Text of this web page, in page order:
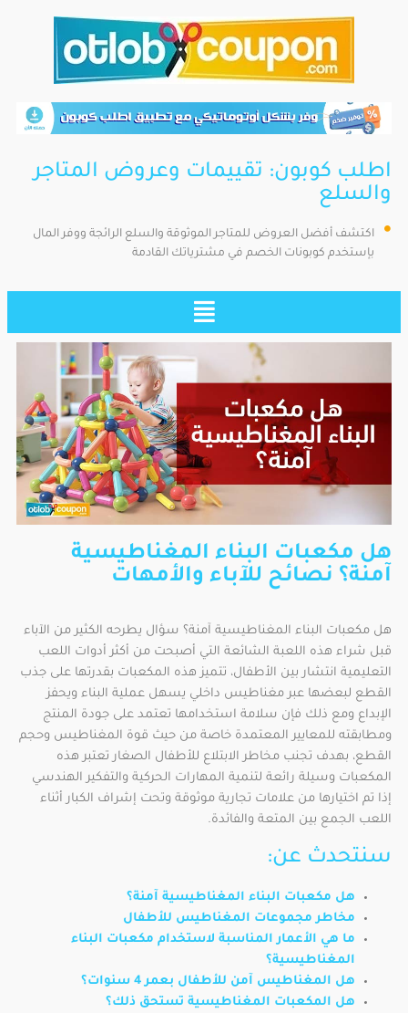
اطلب كوبون: تقييمات وعروض المتاجر
والسلع
اكتشف أفضل العروض للمتاجر الموثوقة والسلع الرائجة ووفر المال
بإستخدم كوبونات الخصم في مشترياتك القادمة
هل مكعبات البناء المغناطيسية
آمنة؟ نصائح للآباء والأمهات
هل مكعبات البناء المغناطيسية آمنة؟ سؤال يطرحه الكثير من الآباء
قبل شراء هذه اللعبة الشائعة التي أصبحت من أكثر أدوات اللعب
التعليمية انتشار بين الأطفال، تتميز هذه المكعبات بقدرتها على جذب
القطع لبعضها عبر مغناطيس داخلي يسهل عملية البناء ويحفز
الإبداع ومع ذلك فإن سلامة استخدامها تعتمد على جودة المنتج
ومطابقته للمعايير المعتمدة خاصة من حيث قوة المغناطيس وحجم
القطع، بهدف تجنب مخاطر الابتلاع للأطفال الصغار تعتبر هذه
المكعبات وسيلة رائعة لتنمية المهارات الحركية والتفكير الهندسي
إذا تم اختيارها من علامات تجارية موثوقة وتحت إشراف الكبار أثناء
اللعب الجمع بين المتعة والفائدة.
سنتحدث عن:
هل مكعبات البناء المغناطيسية آمنة؟
مخاطر مجموعات المغناطيس للأطفال
ما هي الأعمار المناسبة لاستخدام مكعبات البناء
المغناطيسية؟
هل المغناطيس آمن للأطفال بعمر 4 سنوات؟
هل المكعبات المغناطيسية تستحق ذلك؟